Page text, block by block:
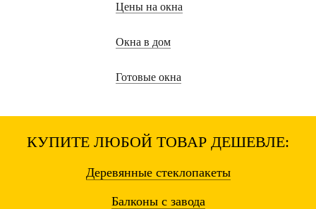
Цены на окна
Окна в дом
Готовые окна
КУПИТЕ ЛЮБОЙ ТОВАР ДЕШЕВЛЕ:
Деревянные стеклопакеты
Балконы с завода